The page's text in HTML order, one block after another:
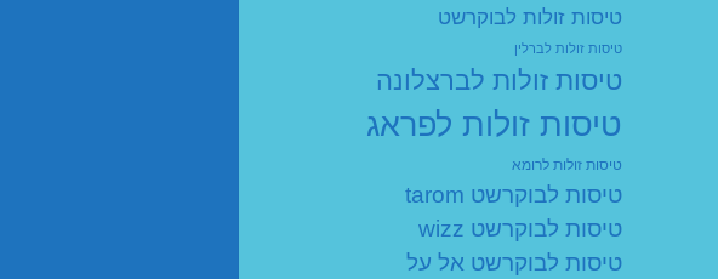
טיסות זולות לבוקרשט
טיסות זולות לברלין
טיסות זולות לברצלונה
טיסות זולות לפראג
טיסות זולות לרומא
טיסות לבוקרשט tarom
טיסות לבוקרשט wizz
טיסות לבוקרשט אל על